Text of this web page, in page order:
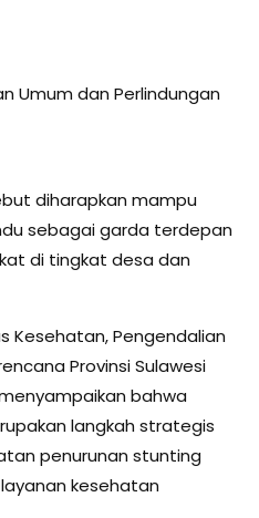
Umum dan Perlindungan
diharapkan mampu
sebagai garda terdepan
di tingkat desa dan
Kesehatan, Pengendalian
Provinsi Sulawesi
bahwa
langkah strategis
penurunan stunting
kesehatan